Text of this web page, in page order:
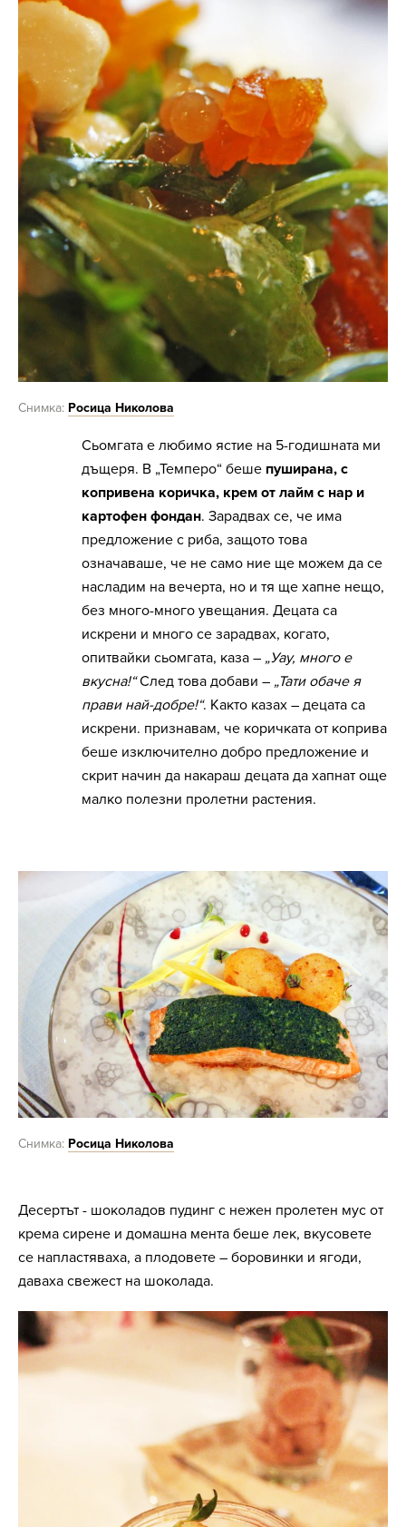
Снимка: Росица Николова
Сьомгата е любимо ястие на 5-годишната ми
дъщеря. В „Темперо“ беше пуширана, с
копривена коричка, крем от лайм с нар и
картофен фондан. Зарадвах се, че има
предложение с риба, защото това
означаваше, че не само ние ще можем да се
насладим на вечерта, но и тя ще хапне нещо,
без много-много увещания. Децата са
искрени и много се зарадвах, когато,
опитвайки сьомгата, каза – „Уау, много е
вкусна!“След това добави – „Тати обаче я
прави най-добре!“. Както казах – децата са
искрени. признавам, че коричката от коприва
беше изключително добро предложение и
скрит начин да накараш децата да хапнат още
малко полезни пролетни растения.
Снимка: Росица Николова
Десертът - шоколадов пудинг с нежен пролетен мус от
крема сирене и домашна мента беше лек, вкусовете
се напластяваха, а плодовете – боровинки и ягоди,
даваха свежест на шоколада.